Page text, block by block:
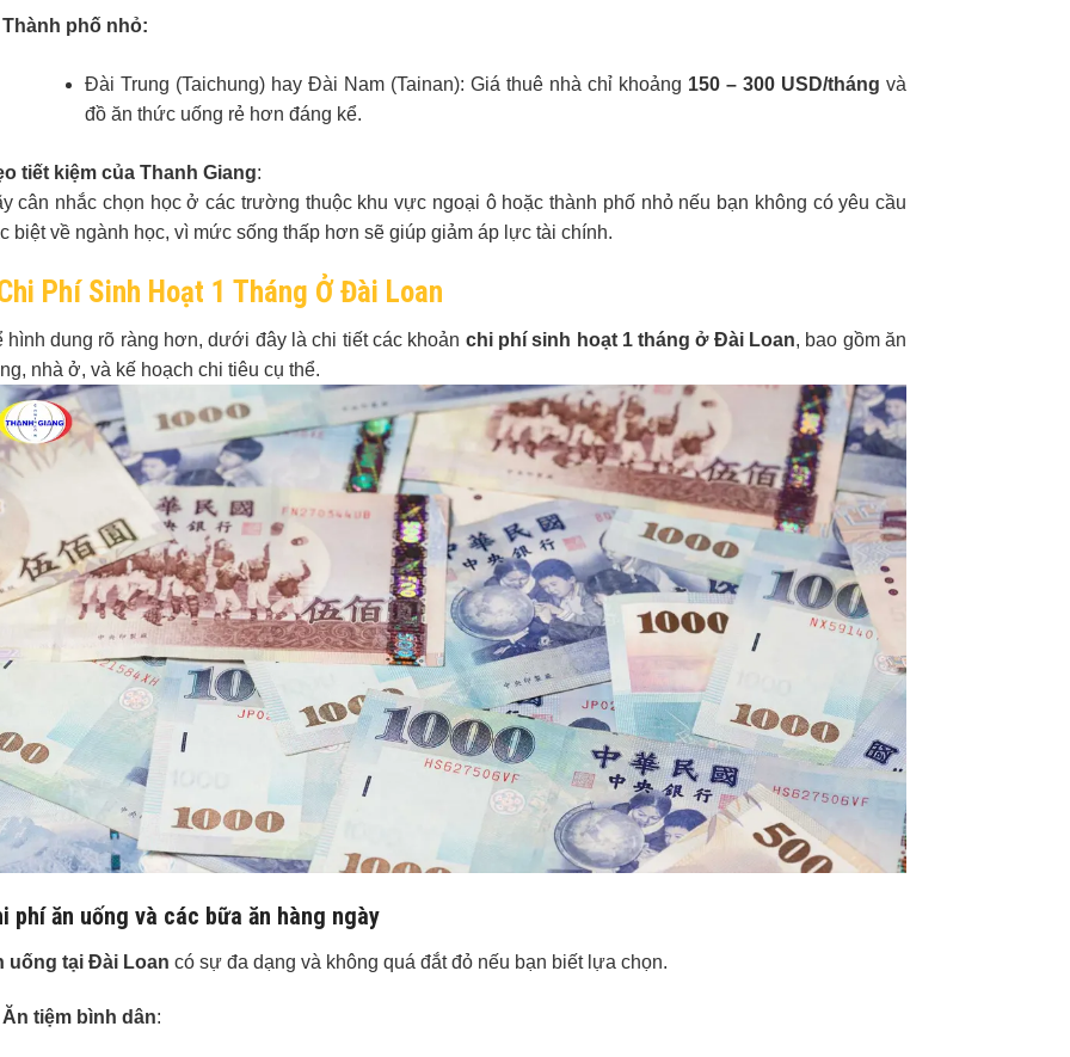
Thành phố nhỏ:
Đài Trung (Taichung) hay Đài Nam (Tainan): Giá thuê nhà chỉ khoảng 150 – 300 USD/tháng và
đồ ăn thức uống rẻ hơn đáng kể.
tiết kiệm của Thanh Giang:
cân nhắc chọn học ở các trường thuộc khu vực ngoại ô hoặc thành phố nhỏ nếu bạn không có yêu cầu
biệt về ngành học, vì mức sống thấp hơn sẽ giúp giảm áp lực tài chính.
Phí Sinh Hoạt 1 Tháng Ở Đài Loan
hình dung rõ ràng hơn, dưới đây là chi tiết các khoản chi phí sinh hoạt 1 tháng ở Đài Loan, bao gồm ăn
nhà ở, và kế hoạch chi tiêu cụ thể.
phí ăn uống và các bữa ăn hàng ngày
uống tại Đài Loan có sự đa dạng và không quá đắt đỏ nếu bạn biết lựa chọn.
Ăn tiệm bình dân: